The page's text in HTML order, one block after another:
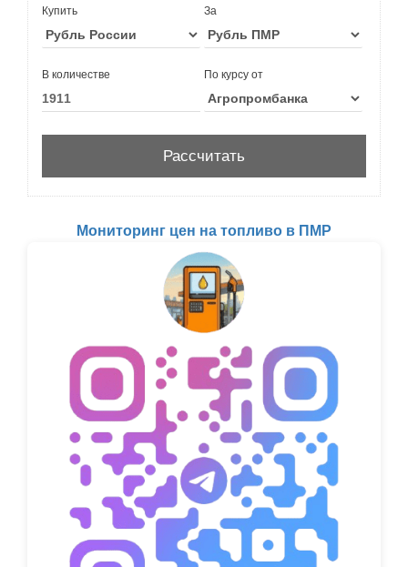
Купить За
В количестве По курсу от
Мониторинг цен на топливо в ПМР